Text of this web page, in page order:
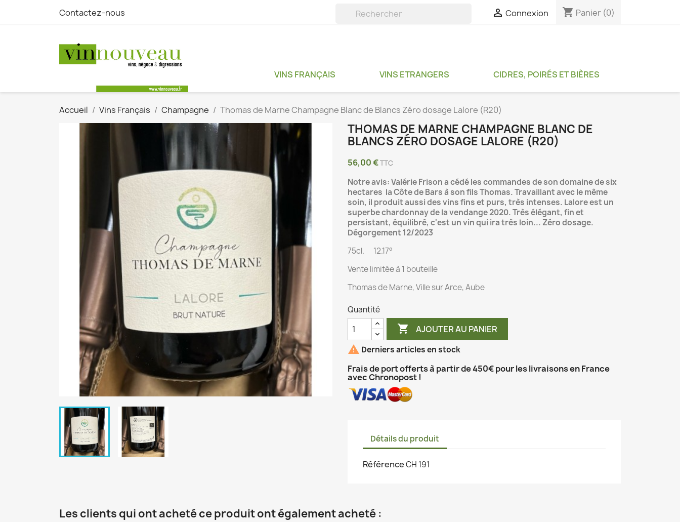
Contactez-nous  Connexion shopping_cart Panier (0)
VINS FRANÇAIS VINS ETRANGERS CIDRES, POIRÉS ET BIÈRES
Accueil Vins Français Champagne Thomas de Marne Champagne Blanc de Blancs Zéro dosage Lalore (R20)
THOMAS DE MARNE CHAMPAGNE BLANC DE
BLANCS ZÉRO DOSAGE LALORE (R20)
56,00 €TTC
Notre avis: Valérie Frison a cédé les commandes de son domaine de six
hectares la Côte de Bars à son fils Thomas.Travaillant avec le même
soin, il produit aussi des vins fins et purs, très intenses. Lalore est un
superbe chardonnay de la vendange 2020. Très élégant, fin et
persistant, équilibré, c'est un vin qui ira très loin... Zéro dosage.
Dégorgement 12/2023
75cl. 12.17°
Vente limitée à 1 bouteille
Thomas de Marne, Ville sur Arce, Aube
Quantité
 AJOUTER AU PANIER
 Derniers articles en stock
Frais de port offerts à partir de 450€ pour les livraisons en France
avec Chronopost !
Détails du produit
RéférenceCH 191
Les clients qui ont acheté ce produit ont également acheté :